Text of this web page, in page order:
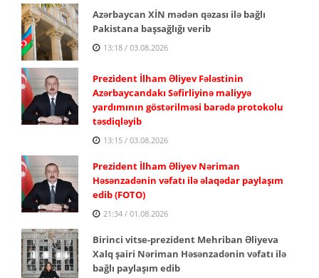
Azərbaycan XİN mədən qəzası ilə bağlı
Pakistana başsağlığı verib
13:18 / 03.08.2026
Prezident İlham Əliyev Fələstinin
Azərbaycandakı Səfirliyinə maliyyə
yardımının göstərilməsi barədə protokolu
təsdiqləyib
13:15 / 03.08.2026
Prezident İlham Əliyev Nəriman
Həsənzadənin vəfatı ilə əlaqədar paylaşım
edib (FOTO)
21:34 / 01.08.2026
Birinci vitse-prezident Mehriban Əliyeva
Xalq şairi Nəriman Həsənzadənin vəfatı ilə
bağlı paylaşım edib